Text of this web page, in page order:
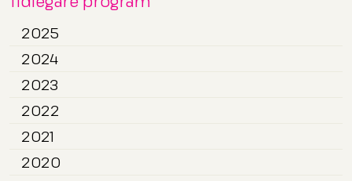
2025
2024
2023
2022
2021
2020